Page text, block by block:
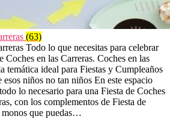
(63)
Todo lo que necesitas para celebrar
Coches en las Carreras. Coches en las
temática ideal para Fiestas y Cumpleaños
esos niños no tan niños En este espacio
lo necesario para una Fiesta de Coches
con los complementos de Fiesta de
monos que puedas…